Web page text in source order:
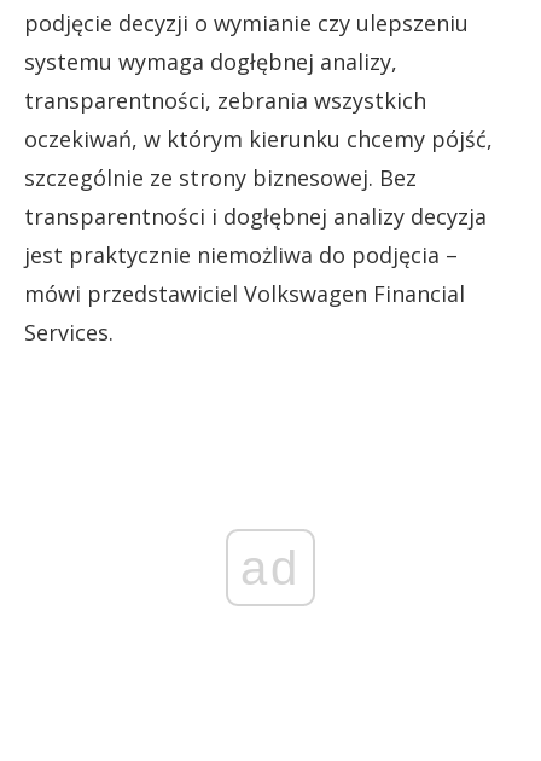
podjęcie decyzji o wymianie czy ulepszeniu
systemu wymaga dogłębnej analizy,
transparentności, zebrania wszystkich
oczekiwań, w którym kierunku chcemy pójść,
szczególnie ze strony biznesowej. Bez
transparentności i dogłębnej analizy decyzja
jest praktycznie niemożliwa do podjęcia –
mówi przedstawiciel Volkswagen Financial
Services.
ad